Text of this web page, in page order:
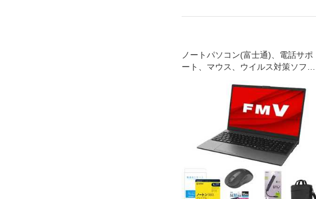
ノートパソコン(富士通)、電話サポ
ート、マウス、ウイルス対策ソフ
リ、USBハブがセットになった商品